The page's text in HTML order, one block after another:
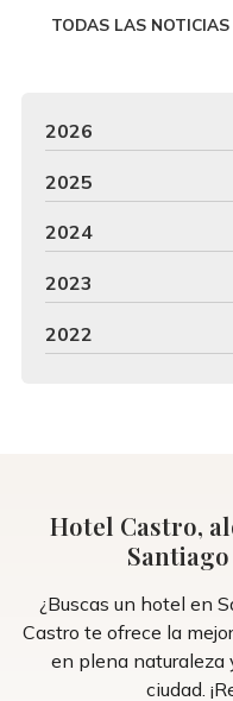
TODAS LAS NOTICIAS
2026
2025
2024
2023
2022
Hotel Castro,
¿Buscas un hotel en
Castro te ofrece la
en plena naturaleza
ciudad.